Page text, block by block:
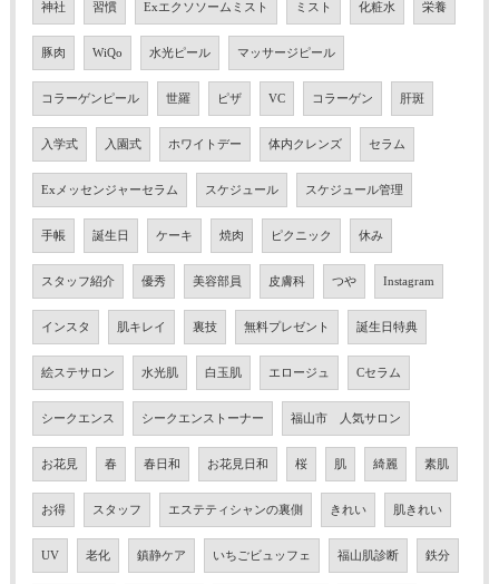
神社 習慣 Exエクソソームミスト ミスト 化粧水 栄養
豚肉 WiQo 水光ピール マッサージピール
コラーゲンピール 世羅 ピザ VC コラーゲン 肝斑
入学式 入園式 ホワイトデー 体内クレンズ セラム
Exメッセンジャーセラム スケジュール スケジュール管理
手帳 誕生日 ケーキ 焼肉 ピクニック 休み
スタッフ紹介 優秀 美容部員 皮膚科 つや Instagram
インスタ 肌キレイ 裏技 無料プレゼント 誕生日特典
絵ステサロン 水光肌 白玉肌 エロージュ Cセラム
シークエンス シークエンストーナー 福山市 人気サロン
お花見 春 春日和 お花見日和 桜 肌 綺麗 素肌
お得 スタッフ エステティシャンの裏側 きれい 肌きれい
UV 老化 鎮静ケア いちごビュッフェ 福山肌診断 鉄分